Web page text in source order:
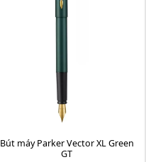
Bút máy Parker Vector XL Green
GT